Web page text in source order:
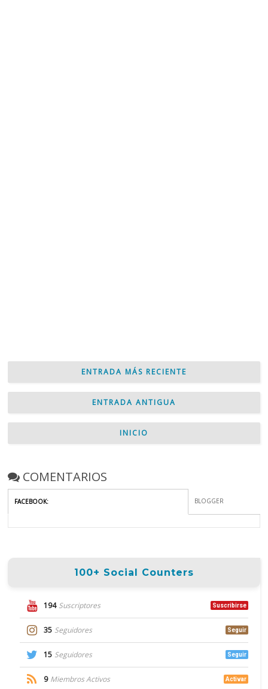
ENTRADA MÁS RECIENTE
ENTRADA ANTIGUA
INICIO
COMENTARIOS
FACEBOOK: BLOGGER
100+ Social Counters
194 Suscriptores Suscribirse
35 Seguidores Seguir
15 Seguidores Seguir
9 Miembros Activos Activar